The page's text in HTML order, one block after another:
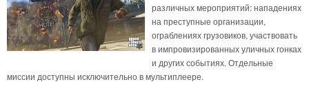
различных мероприятий: нападениях
на преступные организации,
ограблениях грузовиков, участвовать
в импровизированных уличных гонках
и других событиях. Отдельные
миссии доступны исключительно в мультиплеере.